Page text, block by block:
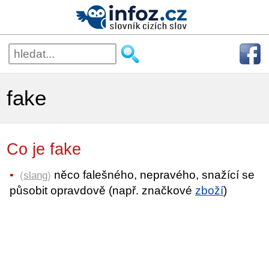
fake
Co je fake
(slang) něco falešného, nepravého, snažící se
působit opravdově (např. značkovézboží)